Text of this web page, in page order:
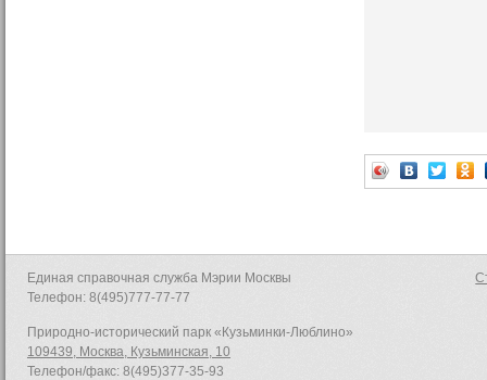
Единая справочная служба Мэрии Москвы
Телефон: 8(495)777-77-77
Природно-исторический парк «Кузьминки-Люблино»
109439, Москва, Кузьминская, 10
Телефон/факс: 8(495)377-35-93